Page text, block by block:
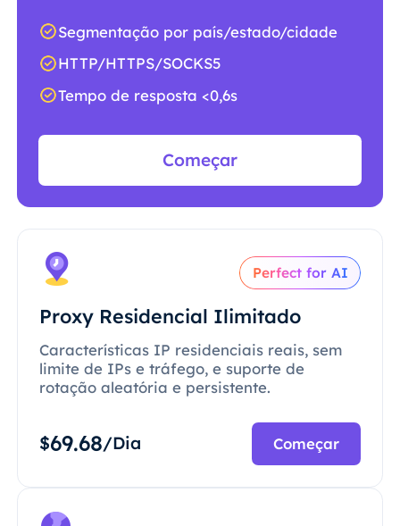
Segmentação por país/estado/cidade
HTTP/HTTPS/SOCKS5
Tempo de resposta <0,6s
Começar
Perfect for AI
Proxy Residencial Ilimitado
Características IP residenciais reais, sem
limite de IPs e tráfego, e suporte de
rotação aleatória e persistente.
$69.68/Dia Começar